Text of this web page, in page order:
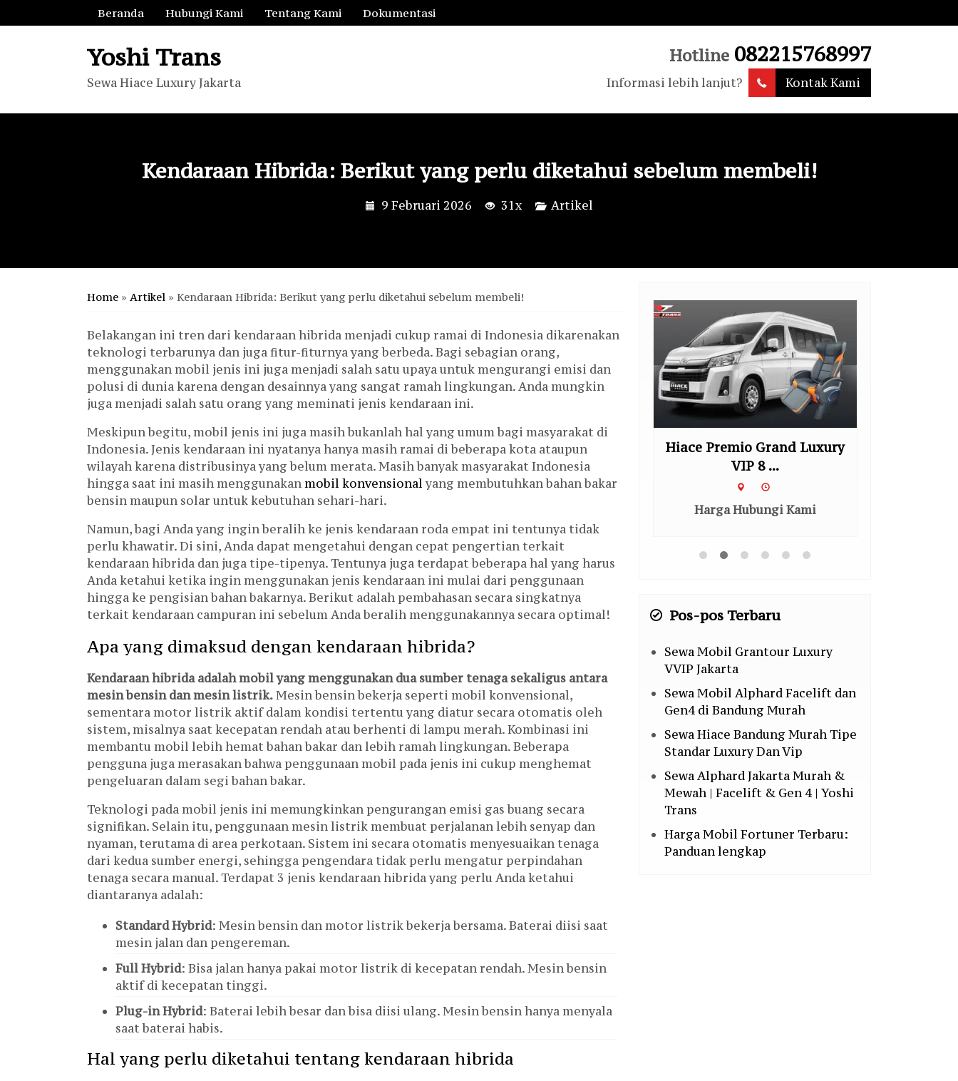
Beranda Hubungi Kami Tentang Kami Dokumentasi
Yoshi Trans
Sewa Hiace Luxury Jakarta
Hotline 082215768997
Informasi lebih lanjut? Kontak Kami
Kendaraan Hibrida: Berikut yang perlu diketahui sebelum membeli!
9 Februari 2026 31x Artikel
Home » Artikel » Kendaraan Hibrida: Berikut yang perlu diketahui sebelum membeli!
Belakangan ini tren dari kendaraan hibrida menjadi cukup ramai di Indonesia dikarenakan
teknologi terbarunya dan juga fitur-fiturnya yang berbeda. Bagi sebagian orang,
menggunakan mobil jenis ini juga menjadi salah satu upaya untuk mengurangi emisi dan
polusi di dunia karena dengan desainnya yang sangat ramah lingkungan. Anda mungkin
juga menjadi salah satu orang yang meminati jenis kendaraan ini.
Meskipun begitu, mobil jenis ini juga masih bukanlah hal yang umum bagi masyarakat di
Indonesia. Jenis kendaraan ini nyatanya hanya masih ramai di beberapa kota ataupun
wilayah karena distribusinya yang belum merata. Masih banyak masyarakat Indonesia
hingga saat ini masih menggunakanmobil konvensionalyang membutuhkan bahan bakar
bensin maupun solar untuk kebutuhan sehari-hari.
Namun, bagi Anda yang ingin beralih ke jenis kendaraan roda empat ini tentunya tidak
perlu khawatir. Di sini, Anda dapat mengetahui dengan cepat pengertian terkait
kendaraan hibrida dan juga tipe-tipenya. Tentunya juga terdapat beberapa hal yang harus
Anda ketahui ketika ingin menggunakan jenis kendaraan ini mulai dari penggunaan
hingga ke pengisian bahan bakarnya. Berikut adalah pembahasan secara singkatnya
terkait kendaraan campuran ini sebelum Anda beralih menggunakannya secara optimal!
Apa yang dimaksud dengan kendaraan hibrida?
Kendaraan hibrida adalah mobil yang menggunakan dua sumber tenaga sekaligus antara
mesin bensin dan mesin listrik.Mesin bensin bekerja seperti mobil konvensional,
sementara motor listrik aktif dalam kondisi tertentu yang diatur secara otomatis oleh
sistem, misalnya saat kecepatan rendah atau berhenti di lampu merah. Kombinasi ini
membantu mobil lebih hemat bahan bakar dan lebih ramah lingkungan. Beberapa
pengguna juga merasakan bahwa penggunaan mobil pada jenis ini cukup menghemat
pengeluaran dalam segi bahan bakar.
Teknologi pada mobil jenis ini memungkinkan pengurangan emisi gas buang secara
signifikan. Selain itu, penggunaan mesin listrik membuat perjalanan lebih senyap dan
nyaman, terutama di area perkotaan. Sistem ini secara otomatis menyesuaikan tenaga
dari kedua sumber energi, sehingga pengendara tidak perlu mengatur perpindahan
tenaga secara manual. Terdapat 3 jenis kendaraan hibrida yang perlu Anda ketahui
diantaranya adalah:
Standard Hybrid: Mesin bensin dan motor listrik bekerja bersama. Baterai diisi saat
mesin jalan dan pengereman.
Full Hybrid: Bisa jalan hanya pakai motor listrik di kecepatan rendah. Mesin bensin
aktif di kecepatan tinggi.
Plug-in Hybrid: Baterai lebih besar dan bisa diisi ulang. Mesin bensin hanya menyala
saat baterai habis.
Hal yang perlu diketahui tentang kendaraan hibrida
Hiace Premio Grand Luxury
VIP 8 ...
Zenix G HEV
Harga Hubungi Kami
Pos-pos Terbaru
Sewa Mobil Grantour Luxury
VVIP Jakarta
Sewa Mobil Alphard Facelift dan
Gen4 di Bandung Murah
Sewa Hiace Bandung Murah Tipe
Standar Luxury Dan Vip
Sewa Alphard Jakarta Murah &
Mewah | Facelift & Gen 4 | Yoshi
Trans
Harga Mobil Fortuner Terbaru:
Panduan lengkap